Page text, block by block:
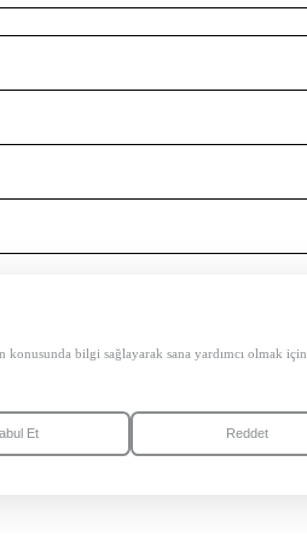
konusunda bilgi sağlayarak sana yardımcı olmak için
Et Reddet